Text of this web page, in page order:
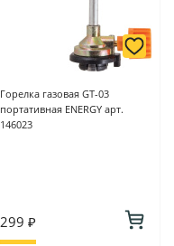
Горелка газовая GT-03
портативная ENERGY арт.
146023
299 ₽